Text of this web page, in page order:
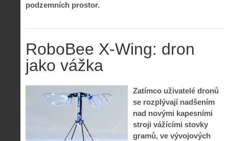
podzemních prostor.
RoboBee X-Wing: dron
jako vážka
Zatímco uživatelé dronů
se rozplývají nadšením
nad novými kapesními
stroji vážícími stovky
gramů, ve vývojových